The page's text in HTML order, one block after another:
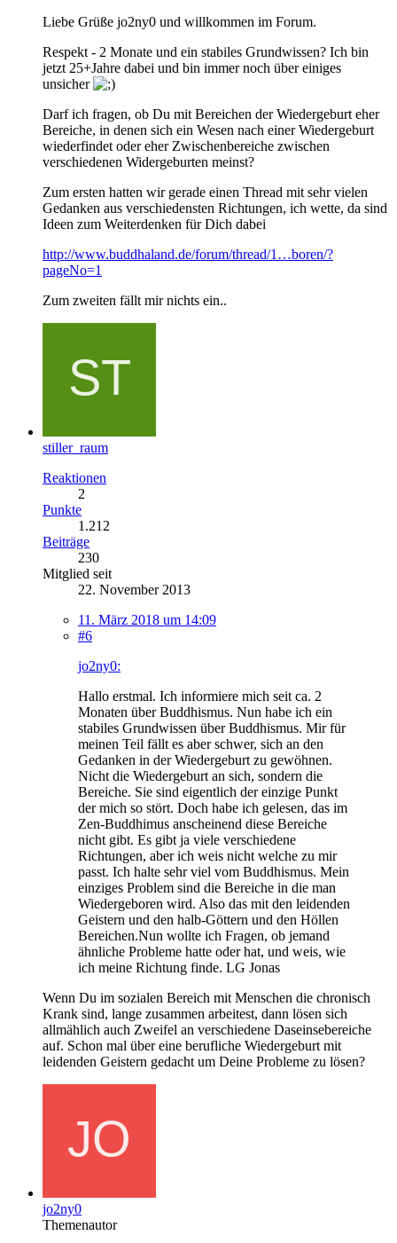
Liebe Grüße jo2ny0 und willkommen im Forum.
Respekt - 2 Monate und ein stabiles Grundwissen? Ich bin
jetzt 25+Jahre dabei und bin immer noch über einiges
unsicher
Darf ich fragen, ob Du mit Bereichen der Wiedergeburt eher
Bereiche, in denen sich ein Wesen nach einer Wiedergeburt
wiederfindet oder eher Zwischenbereiche zwischen
verschiedenen Widergeburten meinst?
Zum ersten hatten wir gerade einen Thread mit sehr vielen
Gedanken aus verschiedensten Richtungen, ich wette, da sind
Ideen zum Weiterdenken für Dich dabei
http://www.buddhaland.de/forum/thread/1…boren/?
pageNo=1
Zum zweiten fällt mir nichts ein..
stiller_raum
Reaktionen
2
Punkte
1.212
Beiträge
230
Mitglied seit
22. November 2013
11. März 2018 um 14:09
#6
jo2ny0:
Hallo erstmal. Ich informiere mich seit ca. 2
Monaten über Buddhismus. Nun habe ich ein
stabiles Grundwissen über Buddhismus. Mir für
meinen Teil fällt es aber schwer, sich an den
Gedanken in der Wiedergeburt zu gewöhnen.
Nicht die Wiedergeburt an sich, sondern die
Bereiche. Sie sind eigentlich der einzige Punkt
der mich so stört. Doch habe ich gelesen, das im
Zen-Buddhimus anscheinend diese Bereiche
nicht gibt. Es gibt ja viele verschiedene
Richtungen, aber ich weis nicht welche zu mir
passt. Ich halte sehr viel vom Buddhismus. Mein
einziges Problem sind die Bereiche in die man
Wiedergeboren wird. Also das mit den leidenden
Geistern und den halb-Göttern und den Höllen
Bereichen.Nun wollte ich Fragen, ob jemand
ähnliche Probleme hatte oder hat, und weis, wie
ich meine Richtung finde. LG Jonas
Wenn Du im sozialen Bereich mit Menschen die chronisch
Krank sind, lange zusammen arbeitest, dann lösen sich
allmählich auch Zweifel an verschiedene Daseinsebereiche
auf. Schon mal über eine berufliche Wiedergeburt mit
leidenden Geistern gedacht um Deine Probleme zu lösen?
jo2ny0
Themenautor